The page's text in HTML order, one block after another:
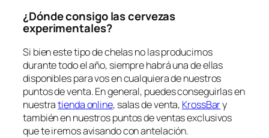
¿Dónde consigo las cervezas
experimentales?
Si bien este tipo de chelas no las producimos
durante todo el año, siempre habrá una de ellas
disponibles para vos en cualquiera de nuestros
puntos de venta. En general, puedes conseguirlas en
nuestratienda online, salas de venta, KrossBary
también en nuestros puntos de ventas exclusivos
que te iremos avisando con antelación.